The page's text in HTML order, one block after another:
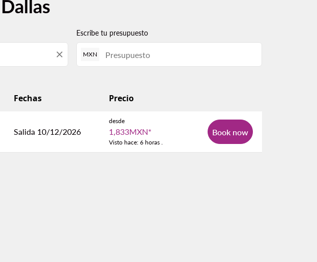
close
Escribe tu presupuesto
MXN
Fechas Precio
Salida 10/12/2026
desde
1,833MXN*
Visto hace: 6 horas .
Book now